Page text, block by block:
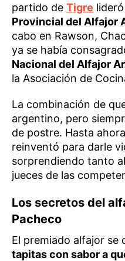
partido de Tigre
Provincial del Alfajor
cabo en Rawson,
ya se había
Nacional del Alfajor
la Asociación de
La combinación de
argentino, pero
de postre. Hasta
reinventó para darle
sorprendiendo tanto
jueces de las
Los secretos del
Pacheco
El premiado alfajor se
tapitas con sabor a